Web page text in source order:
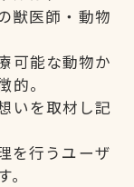
獣医師・動物
可能な動物か
的。
いを取材し記
を行うユーザ